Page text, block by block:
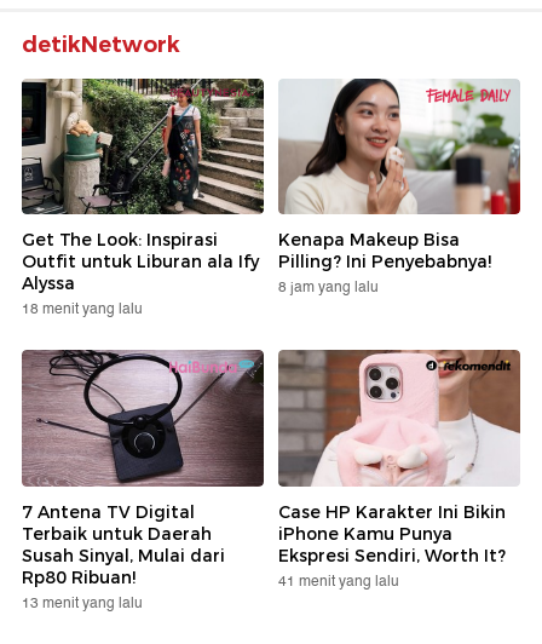
detikNetwork
Get The Look: Inspirasi
Outfit untuk Liburan ala Ify
Alyssa
18 menit yang lalu
Kenapa Makeup Bisa
Pilling? Ini Penyebabnya!
8 jam yang lalu
7 Antena TV Digital
Terbaik untuk Daerah
Susah Sinyal, Mulai dari
Rp80 Ribuan!
13 menit yang lalu
Case HP Karakter Ini Bikin
iPhone Kamu Punya
Ekspresi Sendiri, Worth It?
41 menit yang lalu